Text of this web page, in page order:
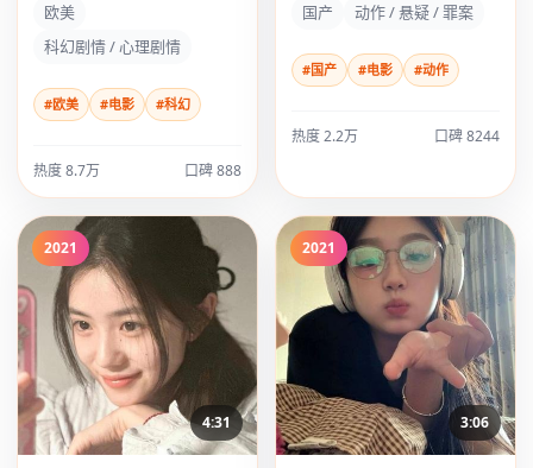
欧美
科幻剧情 / 心理剧情
#欧美 #电影 #科幻
热度 8.7万 口碑 888
国产 动作 / 悬疑 / 罪案
#国产 #电影 #动作
热度 2.2万 口碑 8244
2021
4:31
2021
3:06